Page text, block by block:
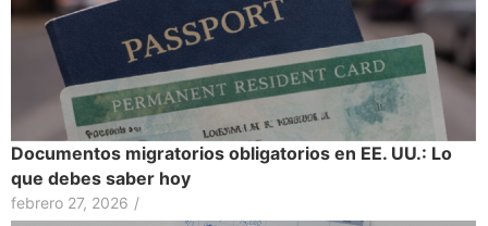
Documentos migratorios obligatorios en EE. UU.: Lo
que debes saber hoy
febrero 27, 2026 /